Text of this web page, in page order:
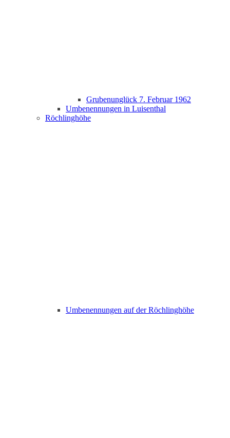
Grubenunglück 7. Februar 1962
Umbenennungen in Luisenthal
Röchlinghöhe
Umbenennungen auf der Röchlinghöhe